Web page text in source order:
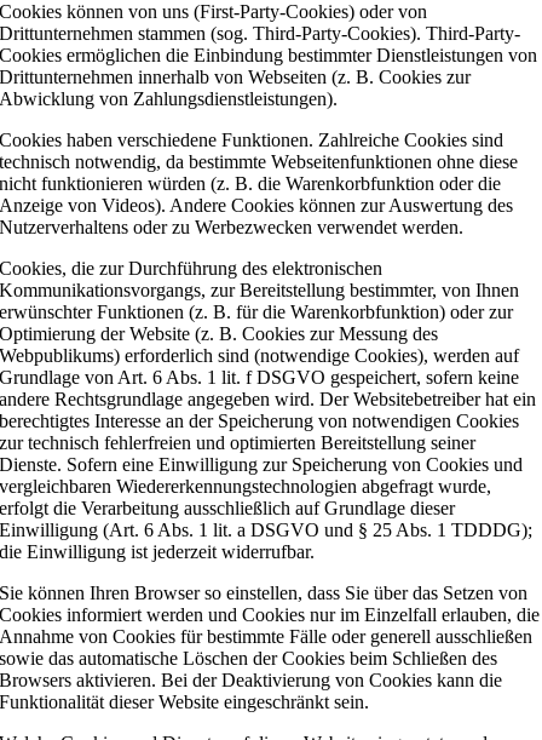
Cookies können von uns (First-Party-Cookies) oder von
Drittunternehmen stammen (sog. Third-Party-Cookies). Third-Party-
Cookies ermöglichen die Einbindung bestimmter Dienstleistungen von
Drittunternehmen innerhalb von Webseiten (z. B. Cookies zur
Abwicklung von Zahlungsdienstleistungen).
Cookies haben verschiedene Funktionen. Zahlreiche Cookies sind
technisch notwendig, da bestimmte Webseitenfunktionen ohne diese
nicht funktionieren würden (z. B. die Warenkorbfunktion oder die
Anzeige von Videos). Andere Cookies können zur Auswertung des
Nutzerverhaltens oder zu Werbezwecken verwendet werden.
Cookies, die zur Durchführung des elektronischen
Kommunikationsvorgangs, zur Bereitstellung bestimmter, von Ihnen
erwünschter Funktionen (z. B. für die Warenkorbfunktion) oder zur
Optimierung der Website (z. B. Cookies zur Messung des
Webpublikums) erforderlich sind (notwendige Cookies), werden auf
Grundlage von Art. 6 Abs. 1 lit. f DSGVO gespeichert, sofern keine
andere Rechtsgrundlage angegeben wird. Der Websitebetreiber hat ein
berechtigtes Interesse an der Speicherung von notwendigen Cookies
zur technisch fehlerfreien und optimierten Bereitstellung seiner
Dienste. Sofern eine Einwilligung zur Speicherung von Cookies und
vergleichbaren Wiedererkennungstechnologien abgefragt wurde,
erfolgt die Verarbeitung ausschließlich auf Grundlage dieser
Einwilligung (Art. 6 Abs. 1 lit. a DSGVO und § 25 Abs. 1 TDDDG);
die Einwilligung ist jederzeit widerrufbar.
Sie können Ihren Browser so einstellen, dass Sie über das Setzen von
Cookies informiert werden und Cookies nur im Einzelfall erlauben, die
Annahme von Cookies für bestimmte Fälle oder generell ausschließen
sowie das automatische Löschen der Cookies beim Schließen des
Browsers aktivieren. Bei der Deaktivierung von Cookies kann die
Funktionalität dieser Website eingeschränkt sein.